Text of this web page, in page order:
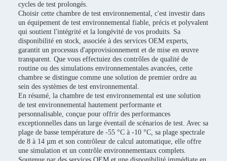
cycles de test prolongés.
Choisir cette chambre de test environnemental, c'est investir dans
un équipement de test environnemental fiable, précis et polyvalent
qui soutient l'intégrité et la longévité de vos produits. Sa
disponibilité en stock, associée à des services OEM experts,
garantit un processus d'approvisionnement et de mise en œuvre
transparent. Que vous effectuiez des contrôles de qualité de
routine ou des simulations environnementales avancées, cette
chambre se distingue comme une solution de premier ordre au
sein des systèmes de test environnemental.
En résumé, la chambre de test environnemental est une solution
de test environnemental hautement performante et
personnalisable, conçue pour offrir des performances
exceptionnelles dans un large éventail de scénarios de test. Avec sa
plage de basse température de -55 °C à -10 °C, sa plage spectrale
de 8 à 14 µm et son contrôleur de calcul automatique, elle offre
une simulation et un contrôle environnementaux complets.